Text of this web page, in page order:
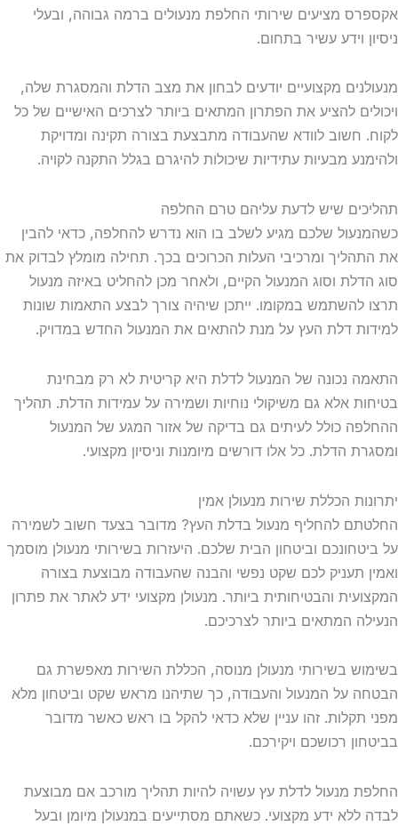
מציעים שירותי החלפת מנעולים ברמה גבוהה, ובעלי
וידע עשיר בתחום.
מקצועיים יודעים לבחון את מצב הדלת והמסגרת שלה,
להציע את הפתרון המתאים ביותר לצרכים האישיים של כל
חשוב לוודא שהעבודה מתבצעת בצורה תקינה ומדויקת
מבעיות עתידיות שיכולות להיגרם בגלל התקנה לקויה.
שיש לדעת עליהם טרם החלפה
שלכם מגיע לשלב בו הוא נדרש להחלפה, כדאי להבין
ומרכיבי העלות הכרוכים בכך. תחילה מומלץ לבדוק את
וסוג המנעול הקיים, ולאחר מכן להחליט באיזה מנעול
במקומו. ייתכן שיהיה צורך לבצע התאמות שונות
דלת העץ על מנת להתאים את המנעול החדש במדויק.
נכונה של המנעול לדלת היא קריטית לא רק מבחינת
אלא גם משיקולי נוחיות ושמירה על עמידות הדלת. תהליך
כולל לעיתים גם בדיקה של אזור המגע של המנעול
הדלת. כל אלו דורשים מיומנות וניסיון מקצועי.
הכללת שירות מנעולן אמין
להחליף מנעול בדלת העץ? מדובר בצעד חשוב לשמירה
וביטחון הבית שלכם. היעזרות בשירותי מנעולן מוסמך
תעניק לכם שקט נפשי והבנה שהעבודה מבוצעת בצורה
והבטיחותית ביותר. מנעולן מקצועי ידע לאתר את פתרון
המתאים ביותר לצרכיכם.
בשירותי מנעולן מנוסה, הכללת השירות מאפשרת גם
על המנעול והעבודה, כך שתיהנו מראש שקט וביטחון מלא
זהו עניין שלא כדאי להקל בו ראש כאשר מדובר
רכושכם ויקירכם.
מנעול לדלת עץ עשויה להיות תהליך מורכב אם מבוצעת
ידע מקצועי. כשאתם מסתייעים במנעולן מיומן ובעל